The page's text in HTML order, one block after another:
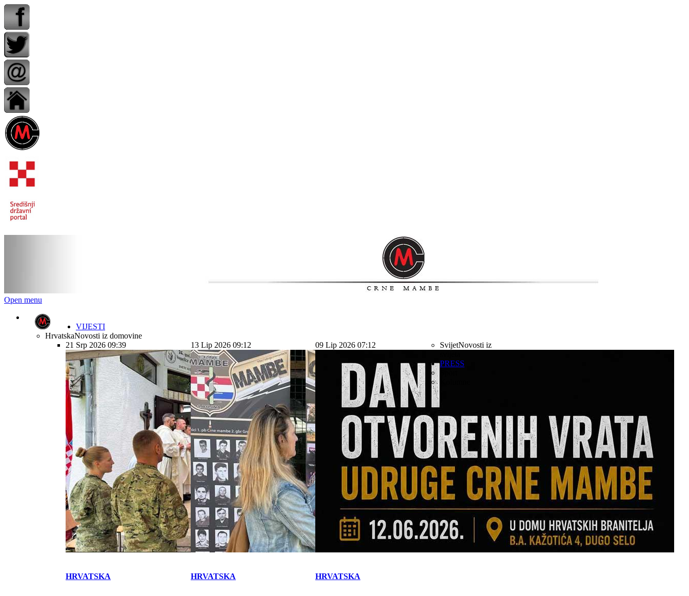
Open menu
VIJESTI
HrvatskaNovosti iz domovine
21 Srp 2026 09:39
HRVATSKA
13 Lip 2026 09:12
HRVATSKA
09 Lip 2026 07:12
HRVATSKA
SvijetNovosti iz
PRESS